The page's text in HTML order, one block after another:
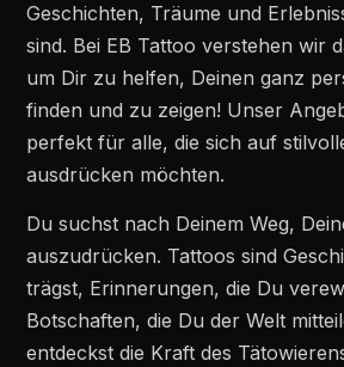
Geschichten, Träume und
sind. Bei EB Tattoo verstehen wir
um Dir zu helfen, Deinen ganz
finden und zu zeigen! Unser
perfekt für alle, die sich auf
ausdrücken möchten.
Du suchst nach Deinem Weg,
auszudrücken. Tattoos sind
trägst, Erinnerungen, die Du
Botschaften, die Du der Welt
entdeckst die Kraft des